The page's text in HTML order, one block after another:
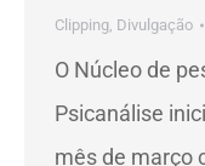
Clipping, Divulgação
O Núcleo de
Psicanálise
mês de março